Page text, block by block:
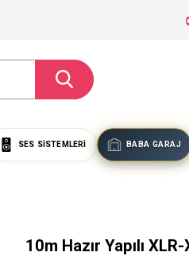
SES SISTEMLERI BABA GARAJ
10m Hazır Yapılı